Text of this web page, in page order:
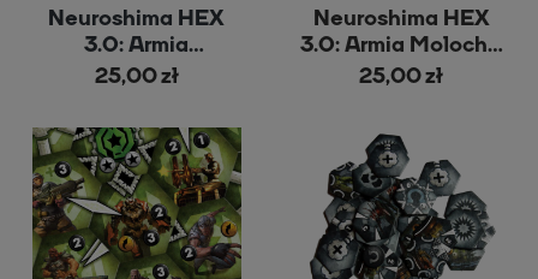
Neuroshima HEX
3.0: Armia
Hegemonia z nową
25,00 zł
Neuroshima HEX
3.0: Armia Moloch z
nową grafiką
25,00 zł